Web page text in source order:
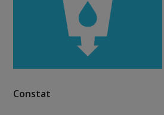
Constat